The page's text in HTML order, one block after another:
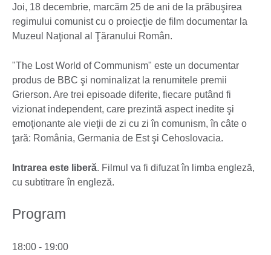
Joi, 18 decembrie, marcăm 25 de ani de la prăbuşirea
regimului comunist cu o proiecţie de film documentar la
Muzeul Naţional al Ţăranului Român.
"The Lost World of Communism" este un documentar
produs de BBC şi nominalizat la renumitele premii
Grierson. Are trei episoade diferite, fiecare putând fi
vizionat independent, care prezintă aspect inedite şi
emoţionante ale vieţii de zi cu zi în comunism, în câte o
ţară: România, Germania de Est şi Cehoslovacia.
Intrarea este liberă. Filmul va fi difuzat în limba engleză,
cu subtitrare în engleză.
Program
18:00 - 19:00